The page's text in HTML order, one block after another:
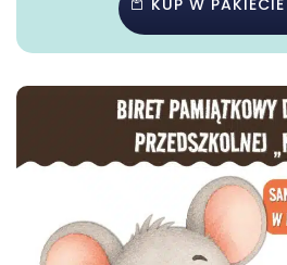
KUP W PAKIECIE